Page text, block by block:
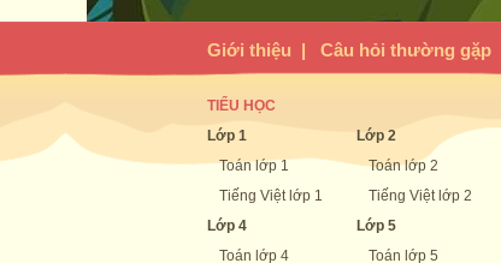
Giới thiệu | Câu hỏi thường gặp
TIỂU HỌC
Lớp 1
Toán lớp 1
Tiếng Việt lớp 1
Lớp 4
Toán lớp 4
Lớp 2
Toán lớp 2
Tiếng Việt lớp 2
Lớp 5
Toán lớp 5